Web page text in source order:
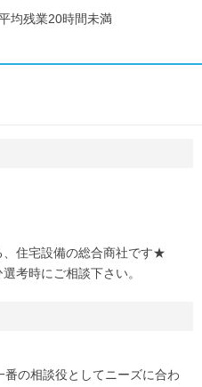
均残業20時間未満
住宅設備の総合商社です★
考時にご相談下さい。
の相談役としてニーズに合わ